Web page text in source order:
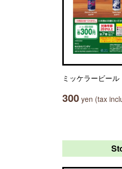
ミッケラービー
300 yen (tax